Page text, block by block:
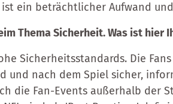
ist ein beträchtlicher Aufwand
Thema Sicherheit. Was ist hier
Sicherheitsstandards. Die
und nach dem Spiel sicher,
die Fan-Events außerhalb der